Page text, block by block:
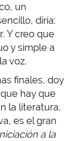
un
diría:
Y creo que
y simple a
voz.
finales, doy
hay que
la literatura,
es el gran
a la